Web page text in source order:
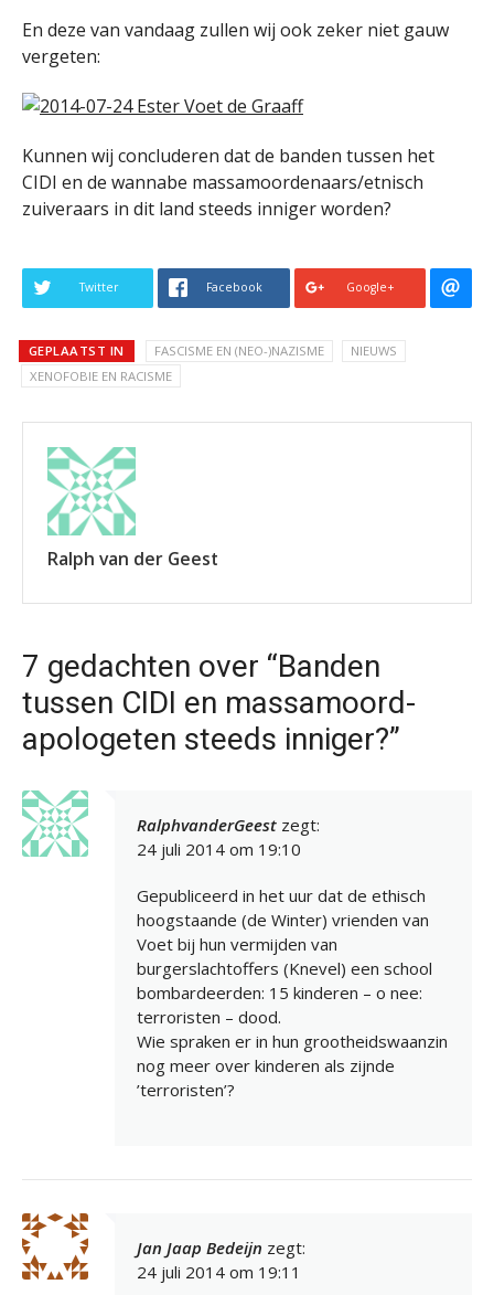
En deze van vandaag zullen wij ook zeker niet gauw
vergeten:
Kunnen wij concluderen dat de banden tussen het
CIDI en de wannabe massamoordenaars/etnisch
zuiveraars in dit land steeds inniger worden?
Twitter Facebook Google+
GEPLAATST IN FASCISME EN (NEO-)NAZISME
NIEUWS
XENOFOBIE EN RACISME
Ralph van der Geest
7 gedachten over “Banden
tussen CIDI en massamoord-
apologeten steeds inniger?”
RalphvanderGeest zegt:
24 juli 2014 om 19:10
Gepubliceerd in het uur dat de ethisch
hoogstaande (de Winter) vrienden van
Voet bij hun vermijden van
burgerslachtoffers (Knevel) een school
bombardeerden: 15 kinderen – o nee:
terroristen – dood.
Wie spraken er in hun grootheidswaanzin
nog meer over kinderen als zijnde
’terroristen’?
Jan Jaap Bedeijn zegt:
24 juli 2014 om 19:11